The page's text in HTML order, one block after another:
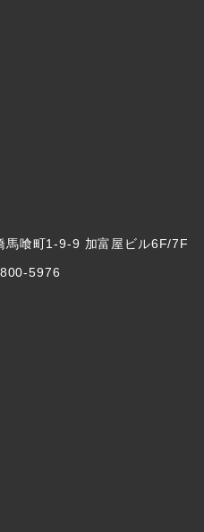
馬喰町1-9-9 加富屋ビル6F/7F
5976